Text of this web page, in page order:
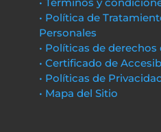
• Política de
Personales
• Políticas de
• Certificado de
• Políticas de
• Mapa del Sitio